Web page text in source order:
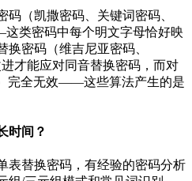
（凯撒密码、关键词密码、
类密码中每个明文字母恰好映
密码（维吉尼亚密码、
才能应对同音替换密码，而对
完全无效——这些算法产生的是
时间？
表替换密码，有经验的密码分析